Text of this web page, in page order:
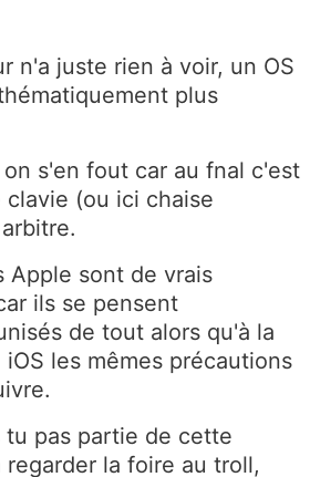
n'a juste rien à voir, un OS
plus
s'en fout car au fnal c'est
(ou ici chaise
Apple sont de vrais
ils se pensent
de tout alors qu'à la
les mêmes précautions
pas partie de cette
regarder la foire au troll,